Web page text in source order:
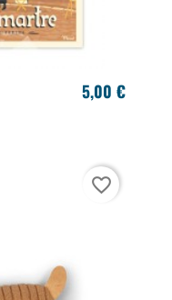
5,00 €
favorite_border